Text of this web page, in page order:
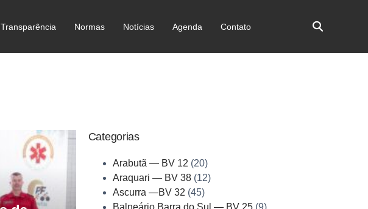
Transparência Normas Notícias Agenda Contato
Categorias
Arabutã — BV 12 (20)
Araquari — BV 38(12)
Ascurra —BV 32 (45)
Balneário Barra do Sul — BV 25(9)